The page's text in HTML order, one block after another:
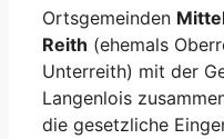
Ortsgemeinden
Reith (ehemals
Unterreith) mit der
Langenlois
die gesetzliche